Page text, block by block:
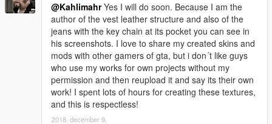
@KahlimahrYes I will do soon. Because I am the
author of the vest leather structure and also of the
jeans with the key chain at its pocket you can see in
his screenshots. I love to share my created skins and
mods with other gamers of gta, but i don´t like guys
who use my works for own projects without my
permission and then reupload it and say its their own
work! I spent lots of hours for creating these textures,
and this is respectless!
2018. december 9.